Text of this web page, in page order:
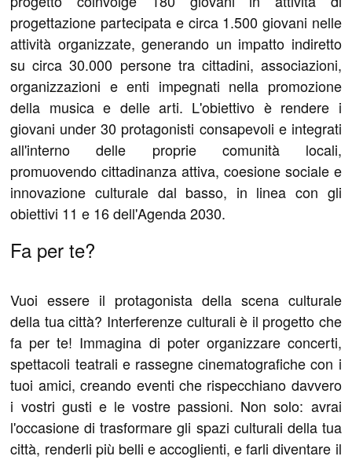
progettazione partecipata e circa 1.500 giovani nelle
attività organizzate, generando un impatto indiretto
su circa 30.000 persone tra cittadini, associazioni,
organizzazioni e enti impegnati nella promozione
della musica e delle arti. L'obiettivo è rendere i
giovani under 30 protagonisti consapevoli e integrati
all'interno delle proprie comunità locali,
promuovendo cittadinanza attiva, coesione sociale e
innovazione culturale dal basso, in linea con gli
obiettivi 11 e 16 dell'Agenda 2030.
Fa per te?
Vuoi essere il protagonista della scena culturale
della tua città? Interferenze culturali è il progetto che
fa per te! Immagina di poter organizzare concerti,
spettacoli teatrali e rassegne cinematografiche con i
tuoi amici, creando eventi che rispecchiano davvero
i vostri gusti e le vostre passioni. Non solo: avrai
l'occasione di trasformare gli spazi culturali della tua
città, renderli più belli e accoglienti, e farli diventare il